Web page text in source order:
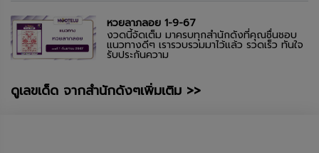
หวยลาภลอย 1-9-67
งวดนี้จัดเต็ม มาครบทุกสำนักดังที่คุณชื่นชอบ
แนวทางดีๆ เรารวบรวมมาไว้แล้ว รวดเร็ว ทันใจ
รับประกันความ
ดูเลขเด็ด จากสำนักดังๆเพิ่มเติม >>